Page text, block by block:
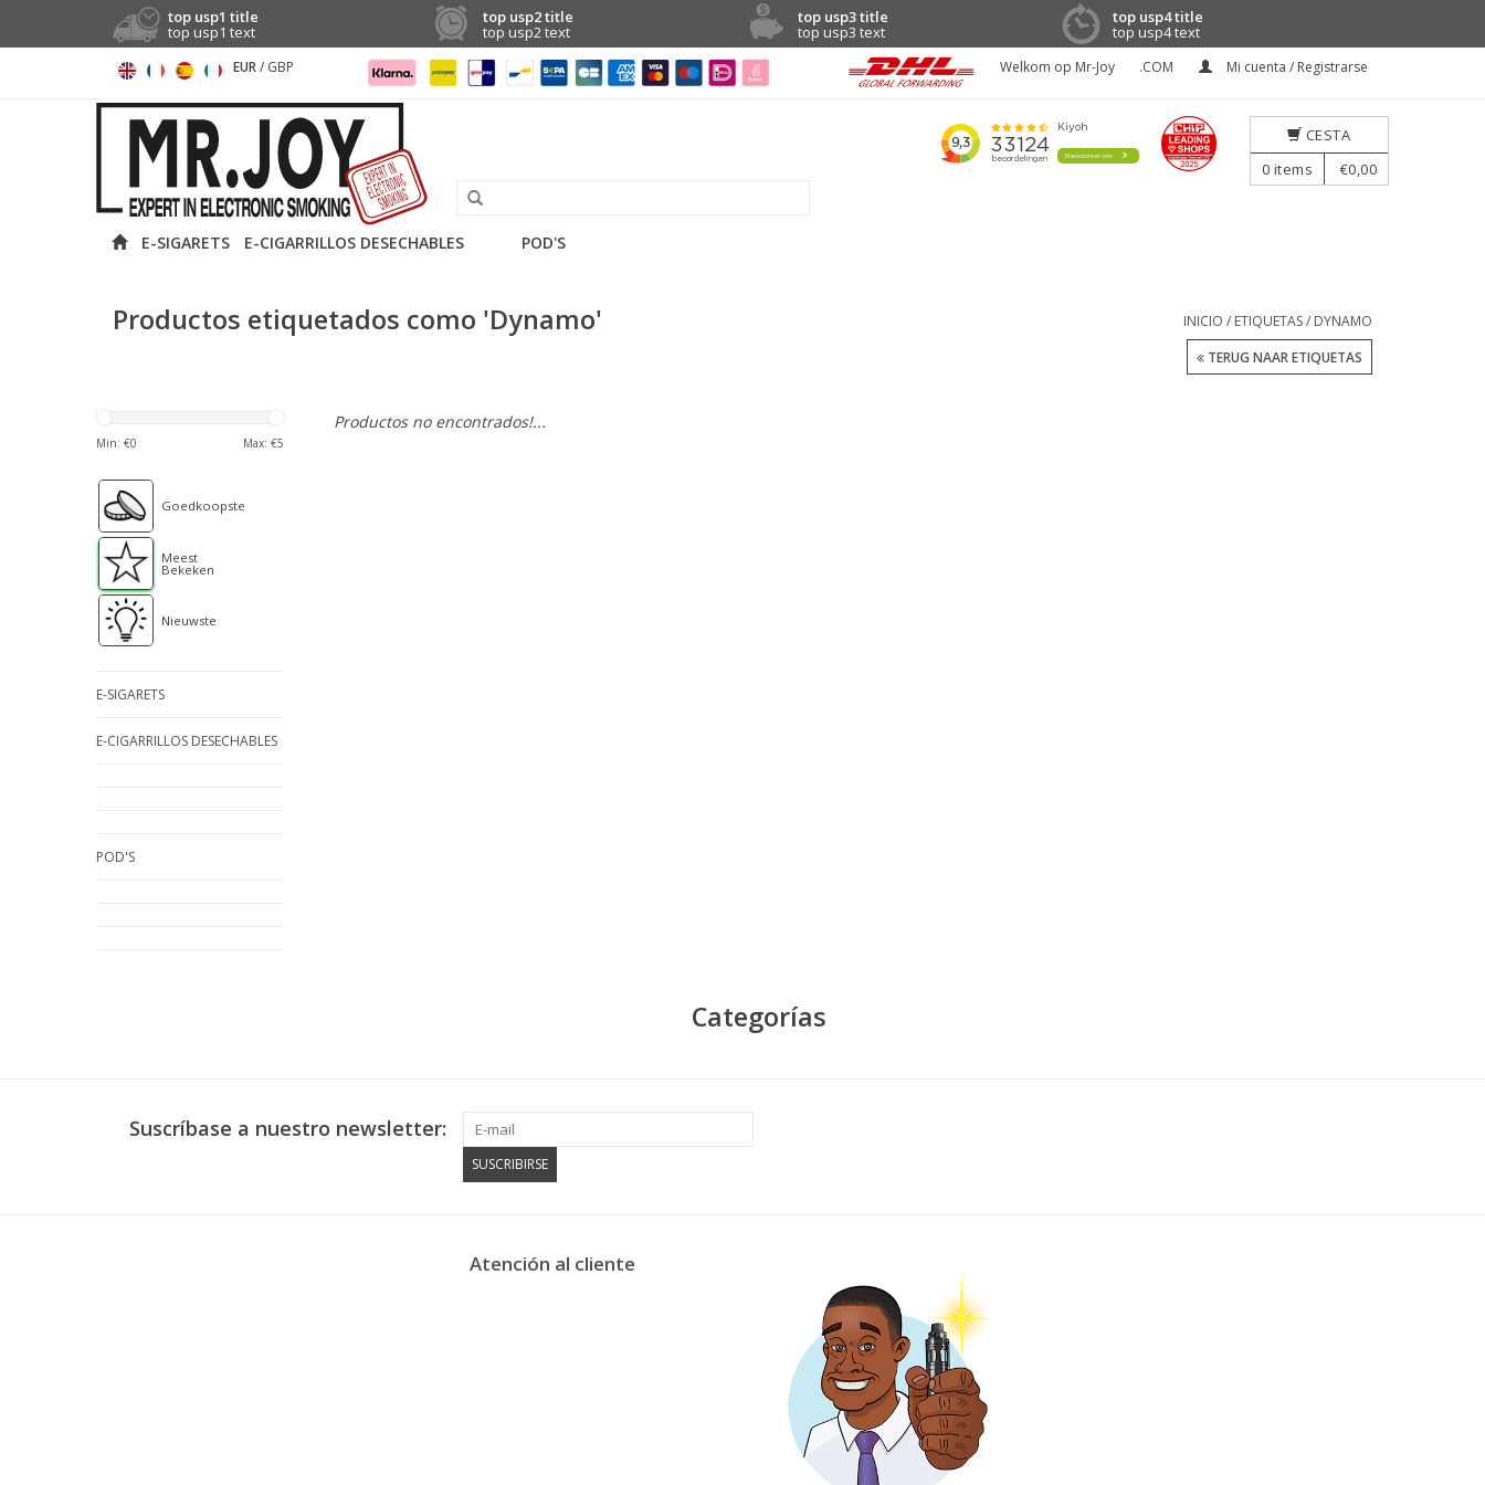
top usp1 title
top usp1 text
top usp2 title
top usp2 text
top usp3 title
top usp3 text
top usp4 title
top usp4 text
EUR/ GBP Welkom op Mr-Joy .COM Mi cuenta / Registrarse
E-SIGARETS E-CIGARRILLOS DESECHABLES POD'S
CESTA
0 items €0,00
Productos etiquetados como 'Dynamo' INICIO / ETIQUETAS/ DYNAMO
TERUG NAAR ETIQUETAS
Min: €0 Max: €5
Goedkoopste
Meest
Bekeken
Nieuwste
E-SIGARETS
E-CIGARRILLOS DESECHABLES
POD'S
Productos no encontrados!...
Categorías
Suscríbase a nuestro newsletter:
SUSCRIBIRSE
Atención al cliente